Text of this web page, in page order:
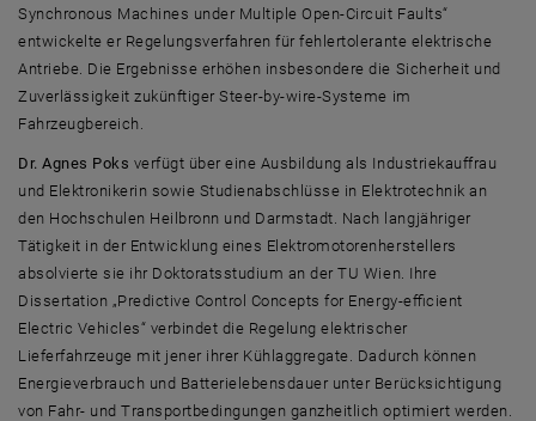
Synchronous Machines under Multiple Open-Circuit Faults“
entwickelte er Regelungsverfahren für fehlertolerante elektrische
Antriebe. Die Ergebnisse erhöhen insbesondere die Sicherheit und
Zuverlässigkeit zukünftigerSteer-by-wire-Systeme im
Fahrzeugbereich.
Dr. Agnes Poks verfügt über eine Ausbildung als Industriekauffrau
und Elektronikerin sowie Studienabschlüsse in Elektrotechnik an
den Hochschulen Heilbronn und Darmstadt. Nach langjähriger
Tätigkeit in der Entwicklung eines Elektromotorenherstellers
absolvierte sie ihr Doktoratsstudium an der TU Wien. Ihre
Dissertation „Predictive Control Concepts for Energy-efficient
Electric Vehicles“ verbindet die Regelung elektrischer
Lieferfahrzeuge mit jener ihrer Kühlaggregate. Dadurch können
Energieverbrauch und Batterielebensdauer unter Berücksichtigung
von Fahr- und Transportbedingungen ganzheitlich optimiert werden.